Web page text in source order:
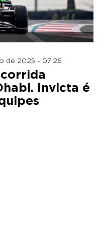
de 2025 - 07:26
corrida
Invicta é